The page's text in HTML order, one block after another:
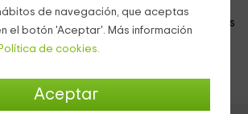
de navegación, que aceptas
el botón 'Aceptar'. Más información
Política de cookies.
Aceptar
niño pequeño, no hay problema, tenemos